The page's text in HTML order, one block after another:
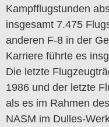
Kampfflugstunden
insgesamt 7.475
anderen F-8 in der
Karriere führte es
Die letzte
1986 und der letzte
als es im Rahmen
NASM im Dulles-